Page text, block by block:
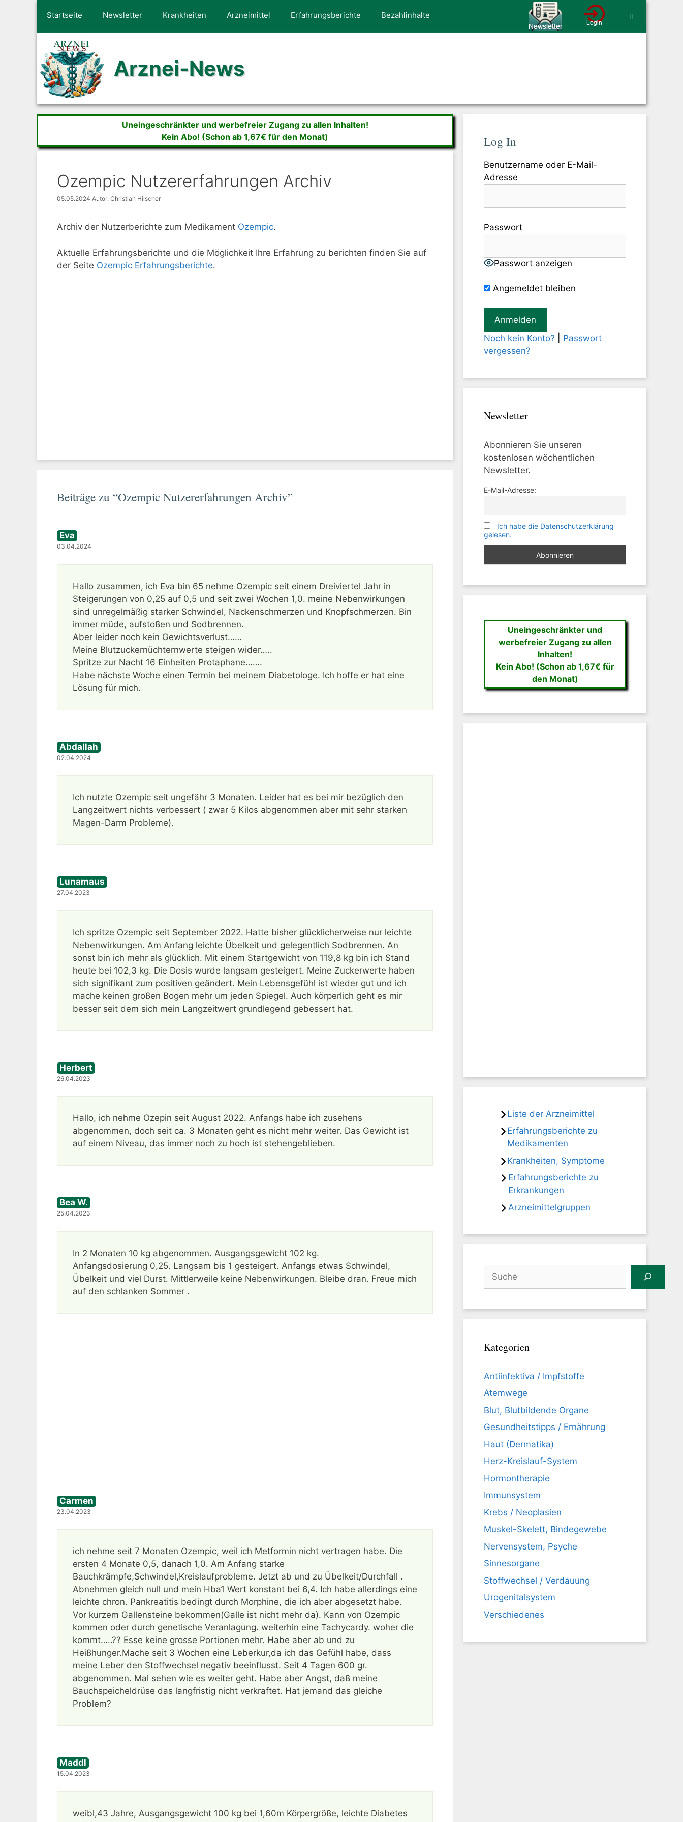
Startseite Newsletter Krankheiten Arzneimittel Erfahrungsberichte Bezahlinhalte
Arznei-News
Uneingeschränkter und werbefreier Zugang zu allen Inhalten!
Kein Abo! (Schon ab 1,67€ für den Monat)
Ozempic Nutzererfahrungen Archiv
05.05.2024 Autor: Christian Hilscher
Archiv der Nutzerberichte zum Medikament Ozempic.
Aktuelle Erfahrungsberichte und die Möglichkeit Ihre Erfahrung zu berichten finden Sie auf
der Seite Ozempic Erfahrungsberichte.
Beiträge zu “Ozempic Nutzererfahrungen Archiv”
Eva
03.04.2024
Hallo zusammen, ich Eva bin 65 nehme Ozempic seit einem Dreiviertel Jahr in
Steigerungen von 0,25 auf 0,5 und seit zwei Wochen 1,0. meine Nebenwirkungen
sind unregelmäßig starker Schwindel, Nackenschmerzen und Knopfschmerzen. Bin
immer müde, aufstoßen und Sodbrennen.
Aber leider noch kein Gewichtsverlust……
Meine Blutzuckernüchternwerte steigen wider…..
Spritze zur Nacht 16 Einheiten Protaphane…….
Habe nächste Woche einen Termin bei meinem Diabetologe. Ich hoffe er hat eine
Lösung für mich.
Abdallah
02.04.2024
Ich nutzte Ozempic seit ungefähr 3 Monaten. Leider hat es bei mir bezüglich den
Langzeitwert nichts verbessert ( zwar 5 Kilos abgenommen aber mit sehr starken
Magen-Darm Probleme).
Lunamaus
27.04.2023
Ich spritze Ozempic seit September 2022. Hatte bisher glücklicherweise nur leichte
Nebenwirkungen. Am Anfang leichte Übelkeit und gelegentlich Sodbrennen. An
sonst bin ich mehr als glücklich. Mit einem Startgewicht von 119,8 kg bin ich Stand
heute bei 102,3 kg. Die Dosis wurde langsam gesteigert. Meine Zuckerwerte haben
sich signifikant zum positiven geändert. Mein Lebensgefühl ist wieder gut und ich
mache keinen großen Bogen mehr um jeden Spiegel. Auch körperlich geht es mir
besser seit dem sich mein Langzeitwert grundlegend gebessert hat.
Herbert
26.04.2023
Hallo, ich nehme Ozepin seit August 2022. Anfangs habe ich zusehens
abgenommen, doch seit ca. 3 Monaten geht es nicht mehr weiter. Das Gewicht ist
auf einem Niveau, das immer noch zu hoch ist stehengeblieben.
Bea W.
25.04.2023
In 2 Monaten 10 kg abgenommen. Ausgangsgewicht 102 kg.
Anfangsdosierung 0,25. Langsam bis 1 gesteigert. Anfangs etwas Schwindel,
Übelkeit und viel Durst. Mittlerweile keine Nebenwirkungen. Bleibe dran. Freue mich
auf den schlanken Sommer .
Carmen
23.04.2023
ich nehme seit 7 Monaten Ozempic, weil ich Metformin nicht vertragen habe. Die
ersten 4 Monate 0,5, danach 1,0. Am Anfang starke
Bauchkrämpfe,Schwindel,Kreislaufprobleme. Jetzt ab und zu Übelkeit/Durchfall .
Abnehmen gleich null und mein Hba1 Wert konstant bei 6,4. Ich habe allerdings eine
leichte chron. Pankreatitis bedingt durch Morphine, die ich aber abgesetzt habe.
Vor kurzem Gallensteine bekommen(Galle ist nicht mehr da). Kann von Ozempic
kommen oder durch genetische Veranlagung. weiterhin eine Tachycardy. woher die
kommt…..?? Esse keine grosse Portionen mehr. Habe aber ab und zu
Heißhunger.Mache seit 3 Wochen eine Leberkur,da ich das Gefühl habe, dass
meine Leber den Stoffwechsel negativ beeinflusst. Seit 4 Tagen 600 gr.
abgenommen. Mal sehen wie es weiter geht. Habe aber Angst, daß meine
Bauchspeicheldrüse das langfristig nicht verkraftet. Hat jemand das gleiche
Problem?
Maddl
15.04.2023
weibl,43 Jahre, Ausgangsgewicht 100 kg bei 1,60m Körpergröße, leichte Diabetes
Log In
Benutzername oder E-Mail-
Adresse
Passwort
Passwort anzeigen
Angemeldet bleiben
Noch kein Konto?
Passwort
vergessen?
Newsletter
Abonnieren Sie unseren
kostenlosen wöchentlichen
Newsletter.
E-Mail-Adresse:
Ich habe die Datenschutzerklärung
gelesen.
Uneingeschränkter und
werbefreier Zugang zu allen
Inhalten!
Kein Abo! (Schon ab 1,67€ für
den Monat)
Liste der Arzneimittel
Erfahrungsberichte zu
Medikamenten
Krankheiten, Symptome
Erfahrungsberichte zu
Erkrankungen
Arzneimittelgruppen
Kategorien
Antiinfektiva / Impfstoffe
Atemwege
Blut, Blutbildende Organe
Gesundheitstipps / Ernährung
Haut (Dermatika)
Herz-Kreislauf-System
Hormontherapie
Immunsystem
Krebs / Neoplasien
Muskel-Skelett, Bindegewebe
Nervensystem, Psyche
Sinnesorgane
Stoffwechsel / Verdauung
Urogenitalsystem
Verschiedenes